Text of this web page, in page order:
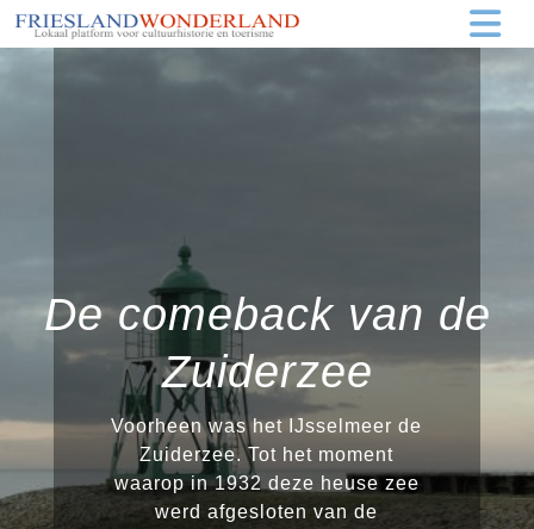
De comeback van de
Zuiderzee
Voorheen was het IJsselmeer de
Zuiderzee. Tot het moment
waarop in 1932 deze heuse zee
werd afgesloten van de